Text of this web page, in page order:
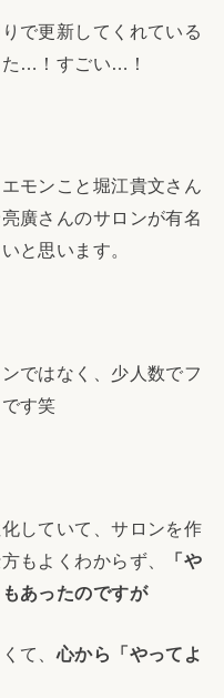
で更新してくれている
た…！すごい…！
モンこと堀江貴文さん
廣さんのサロンが有名
と思います。
ではなく、少人数でフ
す笑
していて、サロンを作
もよくわからず、
「や
あったのですが
て、心から「やってよ